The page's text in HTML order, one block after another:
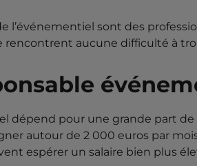
l’événementiel sont des
rencontrent aucune difficulté à
dépend pour une grande part
autour de 2 000 euros par
espérer un salaire bien plus